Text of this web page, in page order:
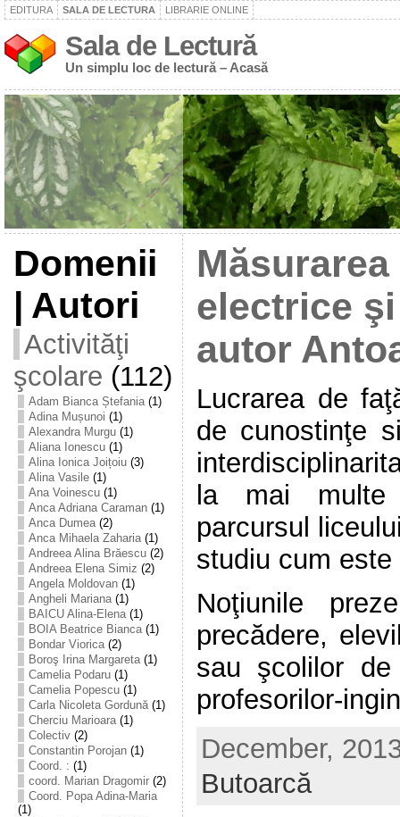
EDITURA SALA DE LECTURA LIBRARIE ONLINE
Sala de Lectură
Un simplu loc de lectură – Acasă
Domenii
| Autori
Activităţi
şcolare (112)
Adam Bianca Ștefania(1)
Adina Mușunoi (1)
Alexandra Murgu(1)
Aliana Ionescu(1)
Alina Ionica Joițoiu(3)
Alina Vasile(1)
Ana Voinescu(1)
Anca Adriana Caraman(1)
Anca Dumea(2)
Anca Mihaela Zaharia(1)
Andreea Alina Brăescu(2)
Andreea Elena Simiz (2)
Angela Moldovan(1)
Angheli Mariana(1)
BAICU Alina-Elena(1)
BOIA Beatrice Bianca(1)
Bondar Viorica(2)
Boroş Irina Margareta(1)
Camelia Podaru(1)
Camelia Popescu(1)
Carla Nicoleta Gordună(1)
Cherciu Marioara(1)
Colectiv(2)
Constantin Porojan(1)
Coord. : (1)
coord. Marian Dragomir(2)
Coord. Popa Adina-Maria
(1)
electrice
autor
Lucrarea de
de cunostinţe
la mai multe
parcursul
studiu cum
Noţiunile
precădere,
sau şcolilor
profesorilor-
December,
Butoarcă